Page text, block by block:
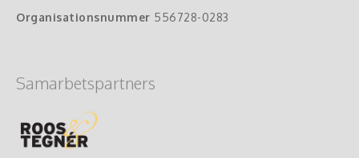
Organisationsnummer 556728-0283
Samarbetspartners